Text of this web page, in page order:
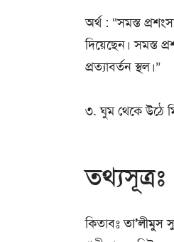
অর্থ : “সমস্ত
দিয়েছেন। সমস্ত
প্রত্যাবর্তন স্থল।”
৩. ঘুম থেকে উঠে
তথ্যসূত্রঃ
কিতাবঃতা’লীমুস